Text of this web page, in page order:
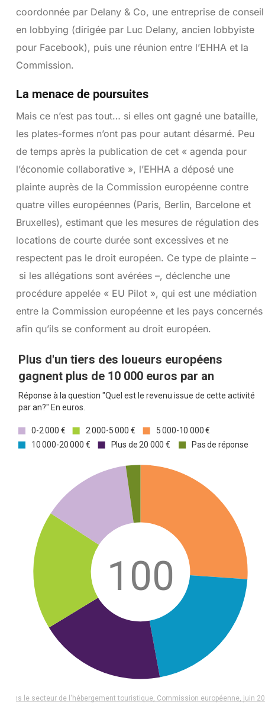
coordonnée par Delany & Co, une entreprise de conseil
en lobbying (dirigée par Luc Delany, ancien lobbyiste
pour Facebook), puis une réunion entre l’EHHA et la
Commission.
La menace de poursuites
Mais ce n’est pas tout… si elles ont gagné une bataille,
les plates-formes n’ont pas pour autant désarmé. Peu
de temps après la publication de cet « agenda pour
l’économie collaborative », l’EHHA a déposé une
plainte auprès de la Commission européenne contre
quatre villes européennes (Paris, Berlin, Barcelone et
Bruxelles), estimant que les mesures de régulation des
locations de courte durée sont excessives et ne
respectent pas le droit européen. Ce type de plainte –
si les allégations sont avérées –, déclenche une
procédure appelée « EU Pilot », qui est une médiation
entre la Commission européenne et les pays concernés
afin qu’ils se conforment au droit européen.